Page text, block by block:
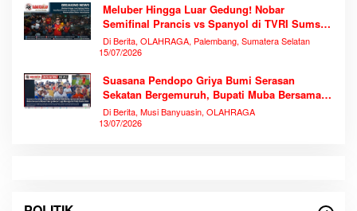
Meluber Hingga Luar Gedung! Nobar
Semifinal Prancis vs Spanyol di TVRI Sumsel
Memecahkan Rekor Antusiasme
Di Berita, OLAHRAGA, Palembang, Sumatera Selatan
15/07/2026
Suasana Pendopo Griya Bumi Serasan
Sekatan Bergemuruh, Bupati Muba Bersama
Ribuan Warga Nobar Laga Bersejarah Piala
Dunia 2026
Di Berita, Musi Banyuasin, OLAHRAGA
13/07/2026